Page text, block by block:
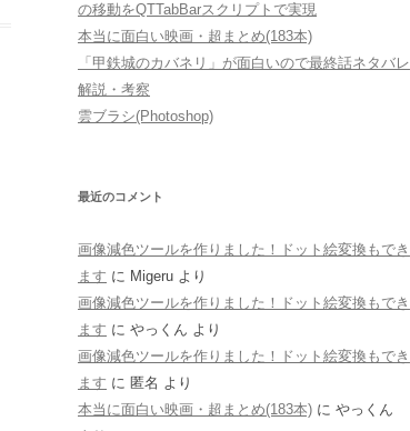
の移動をQTTabBarスクリプトで実現
本当に面白い映画・超まとめ(183本)
「甲鉄城のカバネリ」が面白いので最終話ネタバレ
解説・考察
雲ブラシ(Photoshop)
最近のコメント
画像減色ツールを作りました！ドット絵変換もでき
ます に Migeru より
画像減色ツールを作りました！ドット絵変換もでき
ます に やっくん より
画像減色ツールを作りました！ドット絵変換もでき
ます に 匿名 より
本当に面白い映画・超まとめ(183本) に やっくん